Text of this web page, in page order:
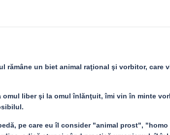
rămâne un biet animal raţional şi vorbitor, care
omul liber şi la omul înlănţuit, îmi vin în minte
pe care eu îl consider "animal prost",